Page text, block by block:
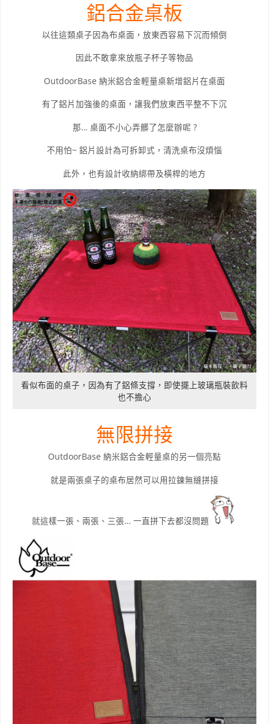
鋁合金桌板
以往這類桌子因為布桌面，放東西容易下沉而傾倒
因此不敢拿來放瓶子杯子等物品
OutdoorBase 納米鋁合金輕量桌新增鋁片在桌面
有了鋁片加強後的桌面，讓我們放東西平整不下沉
那… 桌面不小心弄髒了怎麼辦呢 ?
不用怕~ 鋁片設計為可拆卸式，清洗桌布沒煩惱
此外，也有設計收納綁帶及橫桿的地方
看似布面的桌子，因為有了鋁條支撐，即使擺上玻璃瓶裝飲料
也不擔心
無限拼接
OutdoorBase 納米鋁合金輕量桌的另一個亮點
就是兩張桌子的桌布居然可以用拉鍊無縫拼接
就這樣一張、兩張、三張… 一直拼下去都沒問題